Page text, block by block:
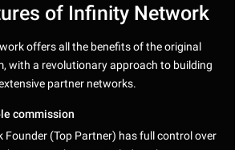
of Infinity Network
offers all the benefits of the original
with a revolutionary approach to building
partner networks.
commission
Founder (Top Partner) has full control over